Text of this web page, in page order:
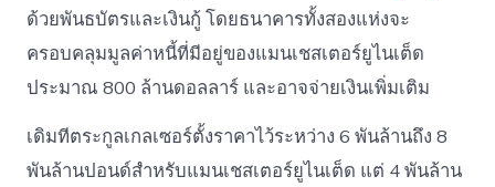
ด้วยพันธบัตรและเงินกู้ โดยธนาคารทั้งสองแห่งจะ
ครอบคลุมมูลค่าหนี้ที่มีอยู่ของแมนเชสเตอร์ยูไนเต็ด
ประมาณ 800 ล้านดอลลาร์ และอาจจ่ายเงินเพิ่มเติม
เดิมทีตระกูลเกลเซอร์ตั้งราคาไว้ระหว่าง 6 พันล้านถึง 8
พันล้านปอนด์สำหรับแมนเชสเตอร์ยูไนเต็ด แต่ 4 พันล้าน